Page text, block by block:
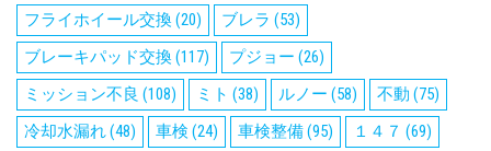
フライホイール交換(20) ブレラ (53)
ブレーキパッド交換(117) プジョー (26)
ミッション不良 (108) ミト (38) ルノー (58) 不動 (75)
冷却水漏れ(48) 車検 (24) 車検整備(95) １４７ (69)